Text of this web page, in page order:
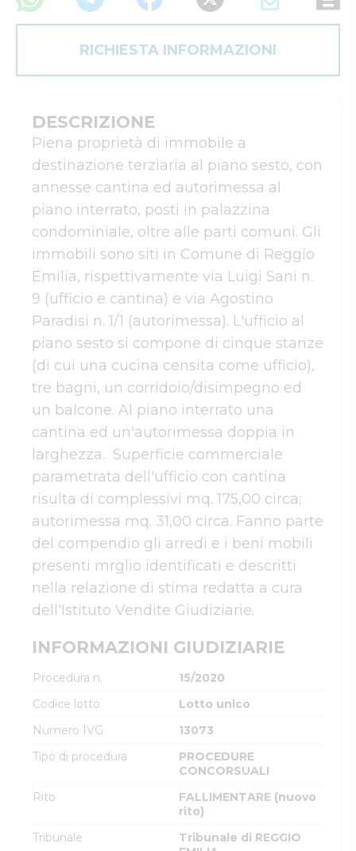
RICHIESTA INFORMAZIONI
DESCRIZIONE
Piena proprietà di immobile a
destinazione terziaria al piano sesto, con
annesse cantina ed autorimessa al
piano interrato, posti in palazzina
condominiale, oltre alle parti comuni. Gli
immobili sono siti in Comune di Reggio
Emilia, rispettivamente via Luigi Sani n.
9 (ufficio e cantina) e via Agostino
Paradisi n. 1/1 (autorimessa). L'ufficio al
piano sesto si compone di cinque stanze
(di cui una cucina censita come ufficio),
tre bagni, un corridoio/disimpegno ed
un balcone. Al piano interrato una
cantina ed un'autorimessa doppia in
larghezza.  Superficie commerciale
parametrata dell'ufficio con cantina
risulta di complessivi mq. 175,00 circa;
autorimessa mq. 31,00 circa. Fanno parte
del compendio gli arredi e i beni mobili
presenti mrglio identificati e descritti
nella relazione di stima redatta a cura
dell'Istituto Vendite Giudiziarie.
INFORMAZIONI GIUDIZIARIE
Procedura n.
15/2020
Codice lotto
Lotto unico
Numero IVG
13073
Tipo di procedura
PROCEDURE
CONCORSUALI
Rito
FALLIMENTARE (nuovo
rito)
Tribunale
Tribunale di REGGIO